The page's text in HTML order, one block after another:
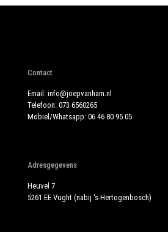
Contact
Email: info@joepvanham.nl
Telefoon: 073 6560265
Mobiel/Whatsapp: 06 46 80 95 05
Adresgegevens
Heuvel 7
5261 EE Vught (nabij ‘s-Hertogenbosch)